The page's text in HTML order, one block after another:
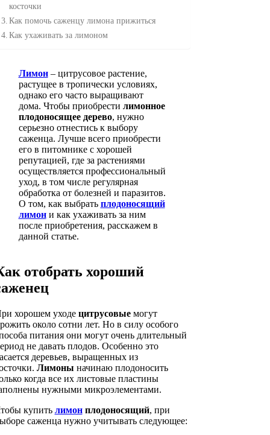
косточки
Как помочь саженцу лимона прижиться
Как ухаживать за лимоном
Лимон– цитрусовое растение,
растущее в тропически условиях,
однако его часто выращивают
дома. Чтобы приобрести лимонное
плодоносящее дерево, нужно
серьезно отнестись к выбору
саженца. Лучше всего приобрести
его в питомнике с хорошей
репутацией, где за растениями
осуществляется профессиональный
уход, в том числе регулярная
обработка от болезней и паразитов.
О том, как выбрать плодоносящий
лимони как ухаживать за ним
после приобретения, расскажем в
данной статье.
отобрать хороший
хорошем уходе цитрусовые могут
около сотни лет. Но в силу особого
питания они могут очень длительный
не давать плодов. Особенно это
деревьев, выращенных из
Лимоны начинаю плодоносить
когда все их листовые пластины
нужными микроэлементами.
купить лимонплодоносящий, при
саженца нужно учитывать следующее: